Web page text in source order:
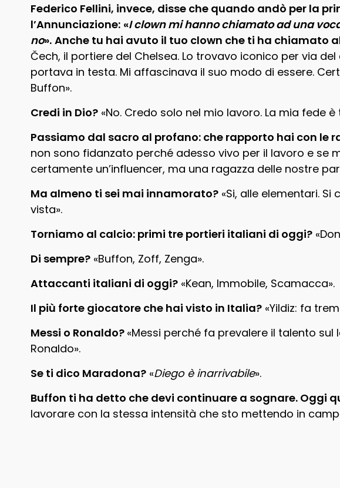
Federico Fellini, invece, disse che quando andò per la
l’Annunciazione: «I clown mi hanno chiamato ad una
no». Anche tu hai avuto il tuo clown che ti ha chiamato
Čech, il portiere del Chelsea. Lo trovavo iconico per via
portava in testa. Mi affascinava il suo modo di essere.
Buffon».
Credi in Dio? «No. Credo solo nel mio lavoro. La mia fede è
Passiamo dal sacro al profano: che rapporto hai con le
non sono fidanzato perché adesso vivo per il lavoro e se
certamente un’influencer, ma una ragazza delle nostre
Ma almeno ti sei mai innamorato? «Si, alle elementari.
vista».
Torniamo al calcio: primi tre portieri italiani di oggi?
Di sempre? «Buffon, Zoff, Zenga».
Attaccanti italiani di oggi? «Kean, Immobile, Scamacca».
Il più forte giocatore che hai visto in Italia? «Yildiz: fa
Messi o Ronaldo? «Messi perché fa prevalere il talento
Ronaldo».
Se ti dico Maradona? «Diego è inarrivabile».
Buffon ti ha detto che devi continuare a sognare. Oggi
lavorare con la stessa intensità che sto mettendo in